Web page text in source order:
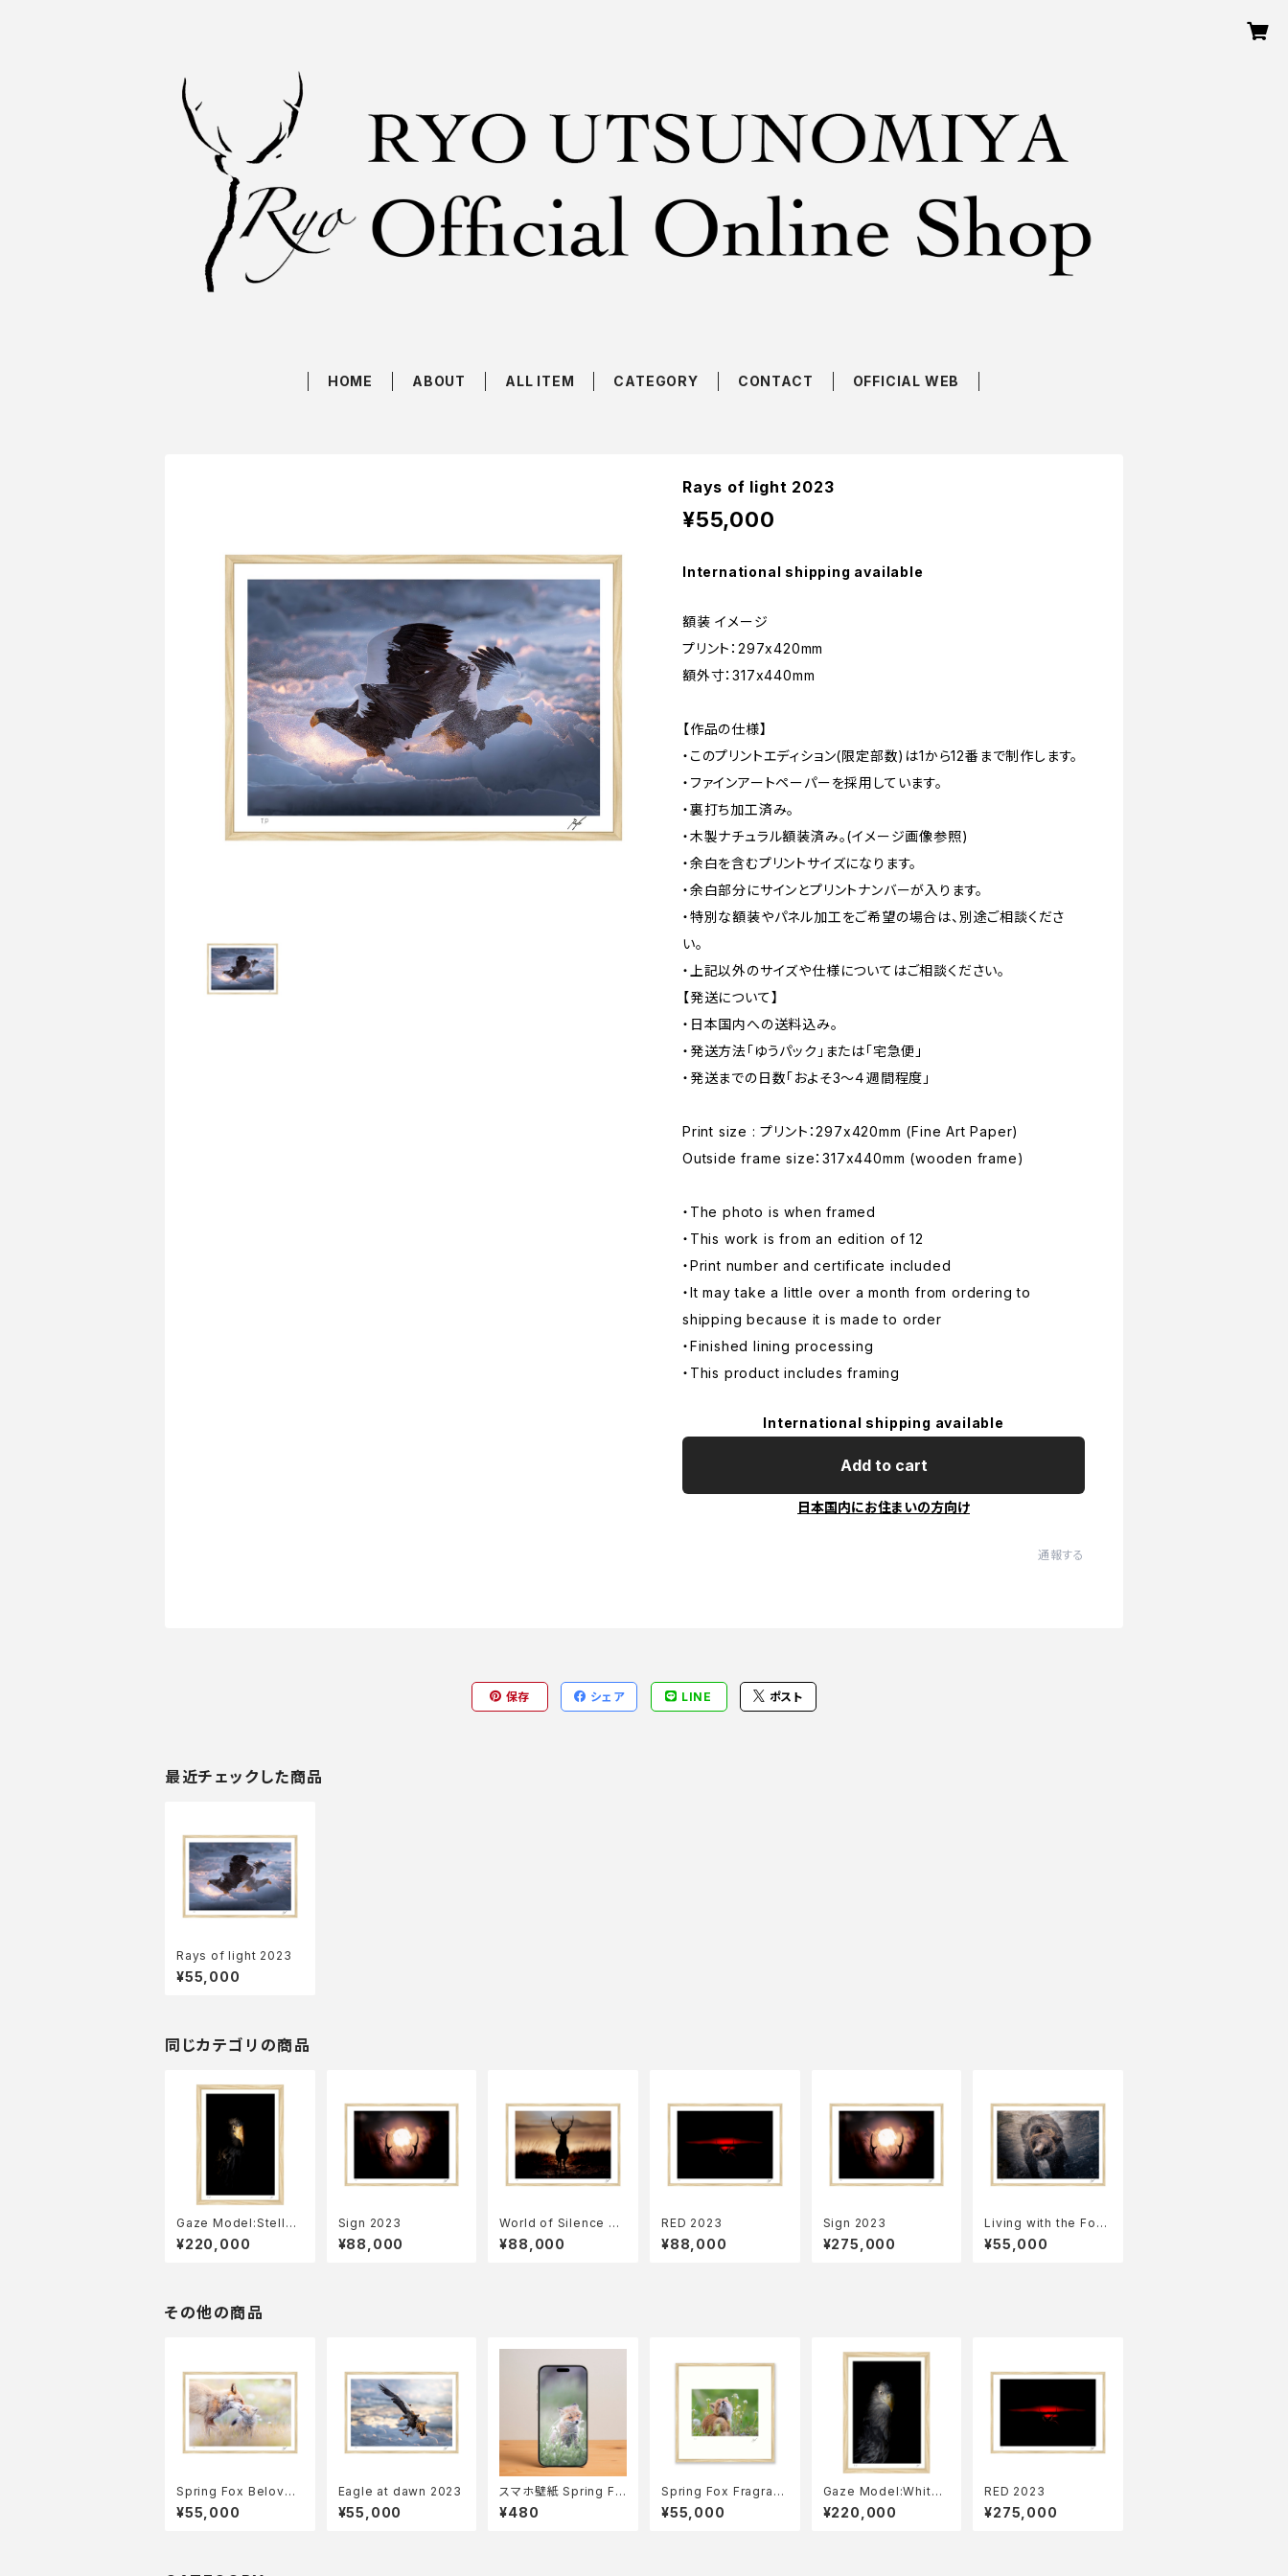
HOME ABOUT ALL ITEM CATEGORY CONTACT OFFICIAL WEB
Rays of light 2023
¥55,000
International shipping available
額装 イメージ
プリント：297x420mm
額外寸：317x440mm
【作品の仕様】
・このプリントエディション(限定部数)は1から12番まで制作します。
・ファインアートペーパーを採用しています。
・裏打ち加工済み。
・木製ナチュラル額装済み。(イメージ画像参照)
・余白を含むプリントサイズになります。
・余白部分にサインとプリントナンバーが入ります。
・特別な額装やパネル加工をご希望の場合は、別途ご相談くださ
い。
・上記以外のサイズや仕様についてはご相談ください。
【発送について】
・日本国内への送料込み。
・発送方法「ゆうパック」または「宅急便」
・発送までの日数「およそ3〜４週間程度」
Print size : プリント：297x420mm (Fine Art Paper)
Outside frame size：317x440mm (wooden frame)
・The photo is when framed
・This work is from an edition of 12
・Print number and certificate included
・It may take a little over a month from ordering to
shipping because it is made to order
・Finished lining processing
・This product includes framing
International shipping available
Add to cart
日本国内にお住まいの方向け
通報する
保存 シェア LINE ポスト
最近チェックした商品
Rays of light 2023
¥55,000
同じカテゴリの商品
Gaze Model:Stelle
r's sea eagle 2023
¥220,000
Sign 2023
¥88,000
World of Silence 20
23
¥88,000
RED 2023
¥88,000
Sign 2023
¥275,000
Living with the Fore
st 2023
¥55,000
その他の商品
Spring Fox Beloved
2023
¥55,000
Eagle at dawn 2023
¥55,000
スマホ壁紙 Spring Fo
x
¥480
Spring Fox Fragranc
e 2022
¥55,000
Gaze Model:White-
tailed eagle 2023
¥220,000
RED 2023
¥275,000